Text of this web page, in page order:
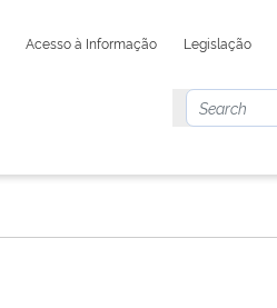
Acesso à Informação Legislação